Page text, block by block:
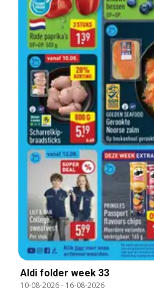
Aldi folder week 33
10-08-2026- 16-08-2026